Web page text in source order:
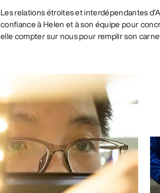
Les relations étroites et interdépendantes
confiance à Helen et à son équipe pour
elle compter sur nous pour remplir son